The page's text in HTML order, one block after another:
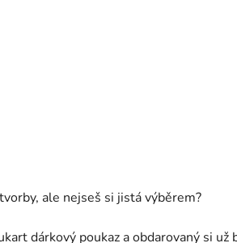
ale nejseš si jistá výběrem?
dárkový poukaz a obdarovaný si